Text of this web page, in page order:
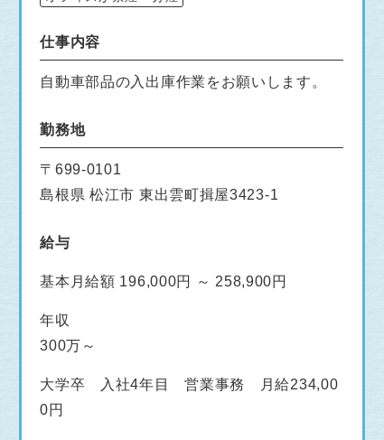
仕事内容
自動車部品の入出庫作業をお願いします。
勤務地
〒699-0101
島根県 松江市 東出雲町揖屋3423-1
給与
基本月給額 196,000円 ～ 258,900円
年収
300万～
大学卒 入社4年目 営業事務 月給234,00
0円